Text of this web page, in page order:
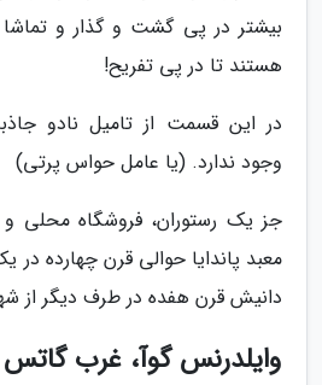
بیشتر در پی گشت و گذار و
هستند تا در پی تفریح!
در این قسمت از تامیل نادو
وجود ندارد. (یا عامل حواس پرتی)
جز یک رستوران، فروشگاه محلی و
معبد پاندایا حوالی قرن چهارده
دانیش قرن هفده در طرف دیگر از
وایلدرنس گوآ، غرب گاتس